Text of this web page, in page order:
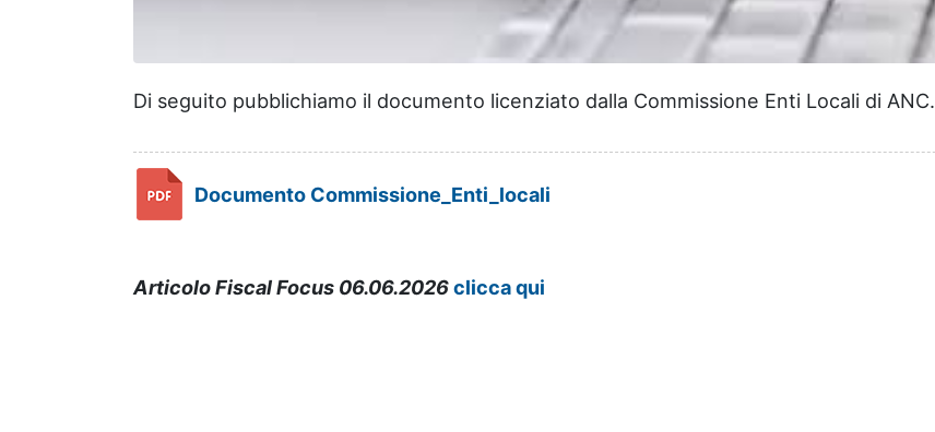
Di seguito pubblichiamo il documento licenziato dalla Commissione Enti Locali di ANC.
Documento Commissione_Enti_locali
ArticoloFiscal Focus 06.06.2026clicca qui